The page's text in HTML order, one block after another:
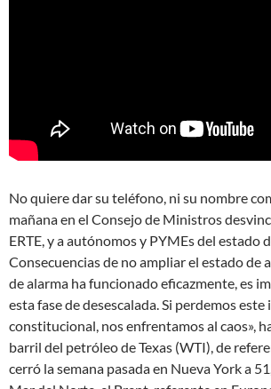
No quiere dar su teléfono, ni su nombre
mañana en el Consejo de Ministros
ERTE, y a autónomos y PYMEs del estado
Consecuencias de no ampliar el estado de
de alarma ha funcionado eficazmente, es
esta fase de desescalada. Si perdemos
constitucional, nos enfrentamos al caos»,
barril del petróleo de Texas (WTI), de
cerró la semana pasada en Nueva York a